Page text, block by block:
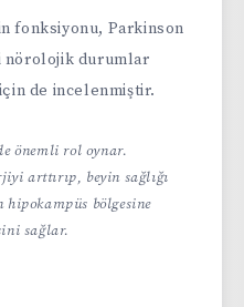
fonksiyonu, Parkinson
nörolojik durumlar
de incelenmiştir.
önemli rol oynar.
arttırıp, beyin sağlığı
hipokampüs bölgesine
sağlar.